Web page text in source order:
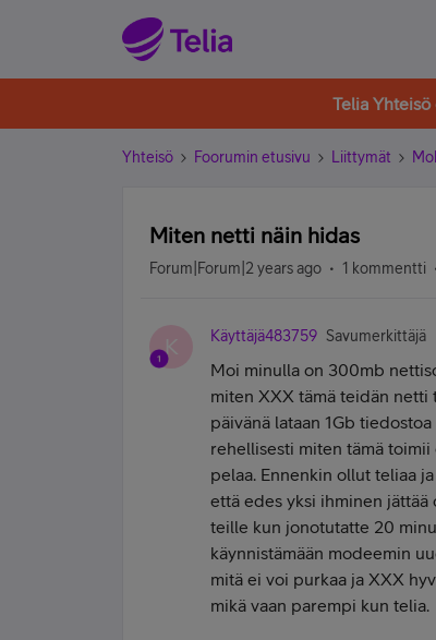
Telia
Yhteisö Foorumin etusivu Liittymät
Miten netti näin hidas
Forum|Forum|2 years ago 1 kommentti
K Käyttäjä483759 Savumerkittäjä
Moi minulla on 300mb
miten XXX tämä teidän netti
päivänä lataan 1Gb
rehellisesti miten tämä
pelaa. Ennenkin ollut teliaa
että edes yksi ihminen jättää
teille kun jonotutatte 20
käynnistämään modeemin
mitä ei voi purkaa ja XXX
mikä vaan parempi kun telia.